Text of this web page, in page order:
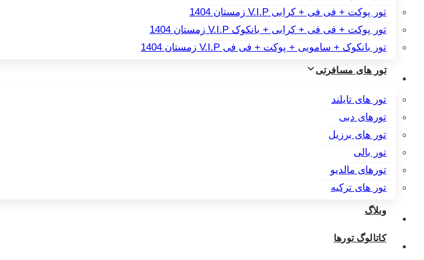
تور پوکت + فی فی + کرابی V.I.P زمستان 1404
تور پوکت + فی فی + کرابی + بانکوک V.I.P زمستان 1404
تور بانکوک + سامویی + پوکت + فی فی V.I.P زمستان 1404
تور های مسافرتی
تور های تایلند
تورهای دبی
تور های برزیل
تور بالی
تورهای مالدیو
تور های ترکیه
وبلاگ
کاتالوگ تورها